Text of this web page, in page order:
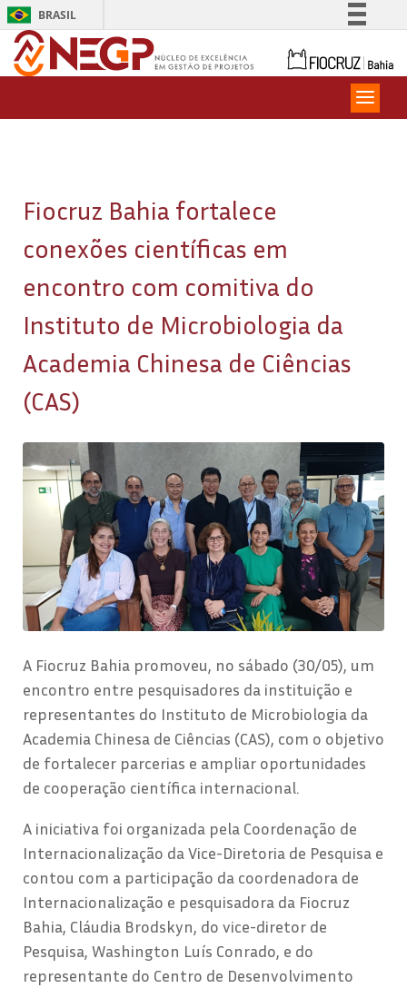
BRASIL
Comunica BR
Fiocruz Bahia fortalece
conexões científicas em
encontro com comitiva do
Instituto de Microbiologia da
Academia Chinesa de Ciências
(CAS)
A Fiocruz Bahia promoveu, no sábado (30/05), um
encontro entre pesquisadores da instituição e
representantes do Instituto de Microbiologia da
Academia Chinesa de Ciências (CAS), com o objetivo
de fortalecer parcerias e ampliar oportunidades
de cooperação científica internacional.
A iniciativa foi organizada pela Coordenação de
Internacionalização da Vice-Diretoria de Pesquisa e
contou com a participação da coordenadora de
Internacionalização e pesquisadora da Fiocruz
Bahia, Cláudia Brodskyn, do vice-diretor de
Pesquisa, Washington Luís Conrado, e do
representante do Centro de Desenvolvimento